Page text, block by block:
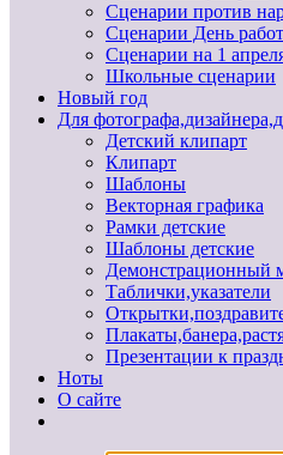
Сценарии против
Сценарии День
Сценарии на 1
Школьные сценарии
Новый год
Для
Детский клипарт
Клипарт
Шаблоны
Векторная графика
Рамки детские
Шаблоны детские
Демонстрационный
Таблички,указатели
Презентации к
Ноты
О сайте